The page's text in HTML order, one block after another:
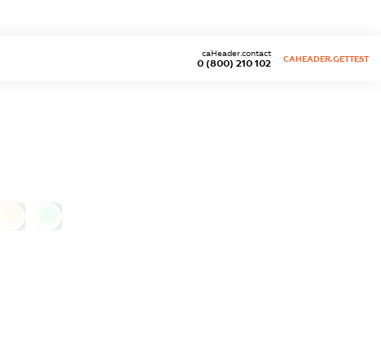
0 (800) 210 102
caHeader.contact
CAHEADER.GETTEST